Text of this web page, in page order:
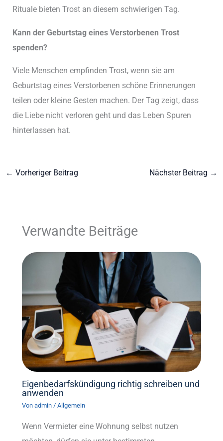
Rituale bieten Trost an diesem schwierigen Tag.
Kann der Geburtstag eines Verstorbenen Trost
spenden?
Viele Menschen empfinden Trost, wenn sie am
Geburtstag eines Verstorbenen schöne Erinnerungen
teilen oder kleine Gesten machen. Der Tag zeigt, dass
die Liebe nicht verloren geht und das Leben Spuren
hinterlassen hat.
← Vorheriger Beitrag Nächster Beitrag →
Verwandte Beiträge
Eigenbedarfskündigung richtig schreiben und
anwenden
Von admin / Allgemein
Wenn Vermieter eine Wohnung selbst nutzen